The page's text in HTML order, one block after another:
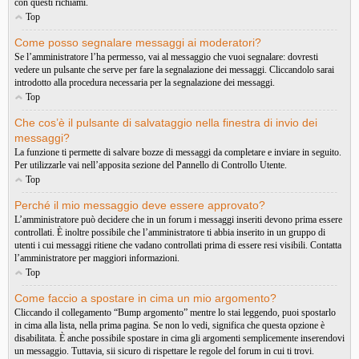
con questi richiami.
Top
Come posso segnalare messaggi ai moderatori?
Se l’amministratore l’ha permesso, vai al messaggio che vuoi segnalare: dovresti
vedere un pulsante che serve per fare la segnalazione dei messaggi. Cliccandolo sarai
introdotto alla procedura necessaria per la segnalazione dei messaggi.
Top
Che cos’è il pulsante di salvataggio nella finestra di invio dei
messaggi?
La funzione ti permette di salvare bozze di messaggi da completare e inviare in seguito.
Per utilizzarle vai nell’apposita sezione del Pannello di Controllo Utente.
Top
Perché il mio messaggio deve essere approvato?
L’amministratore può decidere che in un forum i messaggi inseriti devono prima essere
controllati. È inoltre possibile che l’amministratore ti abbia inserito in un gruppo di
utenti i cui messaggi ritiene che vadano controllati prima di essere resi visibili. Contatta
l’amministratore per maggiori informazioni.
Top
Come faccio a spostare in cima un mio argomento?
Cliccando il collegamento “Bump argomento” mentre lo stai leggendo, puoi spostarlo
in cima alla lista, nella prima pagina. Se non lo vedi, significa che questa opzione è
disabilitata. È anche possibile spostare in cima gli argomenti semplicemente inserendovi
un messaggio. Tuttavia, sii sicuro di rispettare le regole del forum in cui ti trovi.